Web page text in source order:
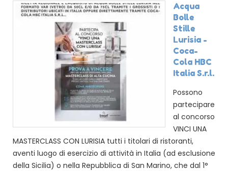
Acqua
Bolle
Stille
Lurisia -
Coca-
Cola HBC
Italia S.r.l.
Possono
partecipare
al concorso
VINCI UNA
MASTERCLASS CON LURISIA tutti i titolari di ristoranti,
aventi luogo di esercizio di attività in Italia (ad esclusione
della Sicilia) o nella Repubblica di San Marino, che dal 1°